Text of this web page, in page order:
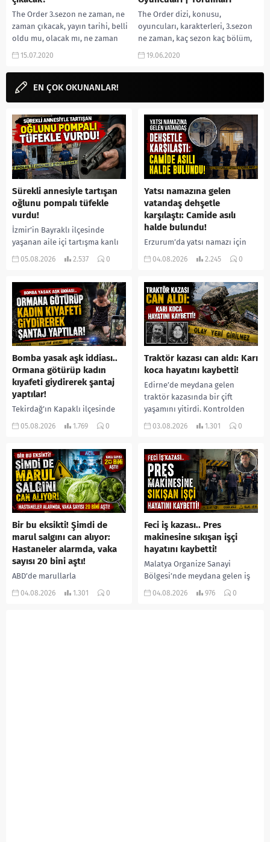
The Order 3.sezon ne zaman, ne
zaman çıkacak, yayın tarihi, belli
oldu mu, olacak mı, ne zaman
yayınlanacak, 3.sezon onayı...
15.07.2020
The Order dizi, konusu,
oyuncuları, karakterleri, 3.sezon
ne zaman, kaç sezon kaç bölüm,
İMDB puanı, Jack kim, Alyssa kim,
19.06.2020
EN ÇOK OKUNANLAR!
Sürekli annesiyle tartışan
oğlunu pompalı tüfekle
vurdu!
İzmir’in Bayraklı ilçesinde
yaşanan aile içi tartışma kanlı
bitti. İddiaya göre, uzun süredir
05.08.2026 2.537 0
Yatsı namazına gelen
vatandaş dehşetle
karşılaştı: Camide asılı
halde bulundu!
Erzurum’da yatsı namazı için
camiye gelen bir vatandaş,
yerine sevk edilen...
04.08.2026 2.245 0
Bomba yasak aşk iddiası..
Ormana götürüp kadın
kıyafeti giydirerek şantaj
yaptılar!
Tekirdağ’ın Kapaklı ilçesinde
bir kişiyi, arkadaşının eşiyle
kadın kıyafetleri giydirdiği,
özür videosu çektirip...
05.08.2026 1.769 0
Traktör kazası can aldı: Karı
koca hayatını kaybetti!
Edirne’de meydana gelen
traktör kazasında bir çift
yaşamını yitirdi. Kontrolden
çıkarak devrilen traktörün
03.08.2026 1.301 0
Bir bu eksikti! Şimdi de
marul salgını can alıyor:
Hastaneler alarmda, vaka
sayısı 20 bini aştı!
ABD’de marullarla
ilişkilendirilen siklospora
04.08.2026 1.301 0
Feci iş kazası.. Pres
makinesine sıkışan işçi
hayatını kaybetti!
Malatya Organize Sanayi
Bölgesi’nde meydana gelen iş
kazasında, pres makinesine
04.08.2026 976 0